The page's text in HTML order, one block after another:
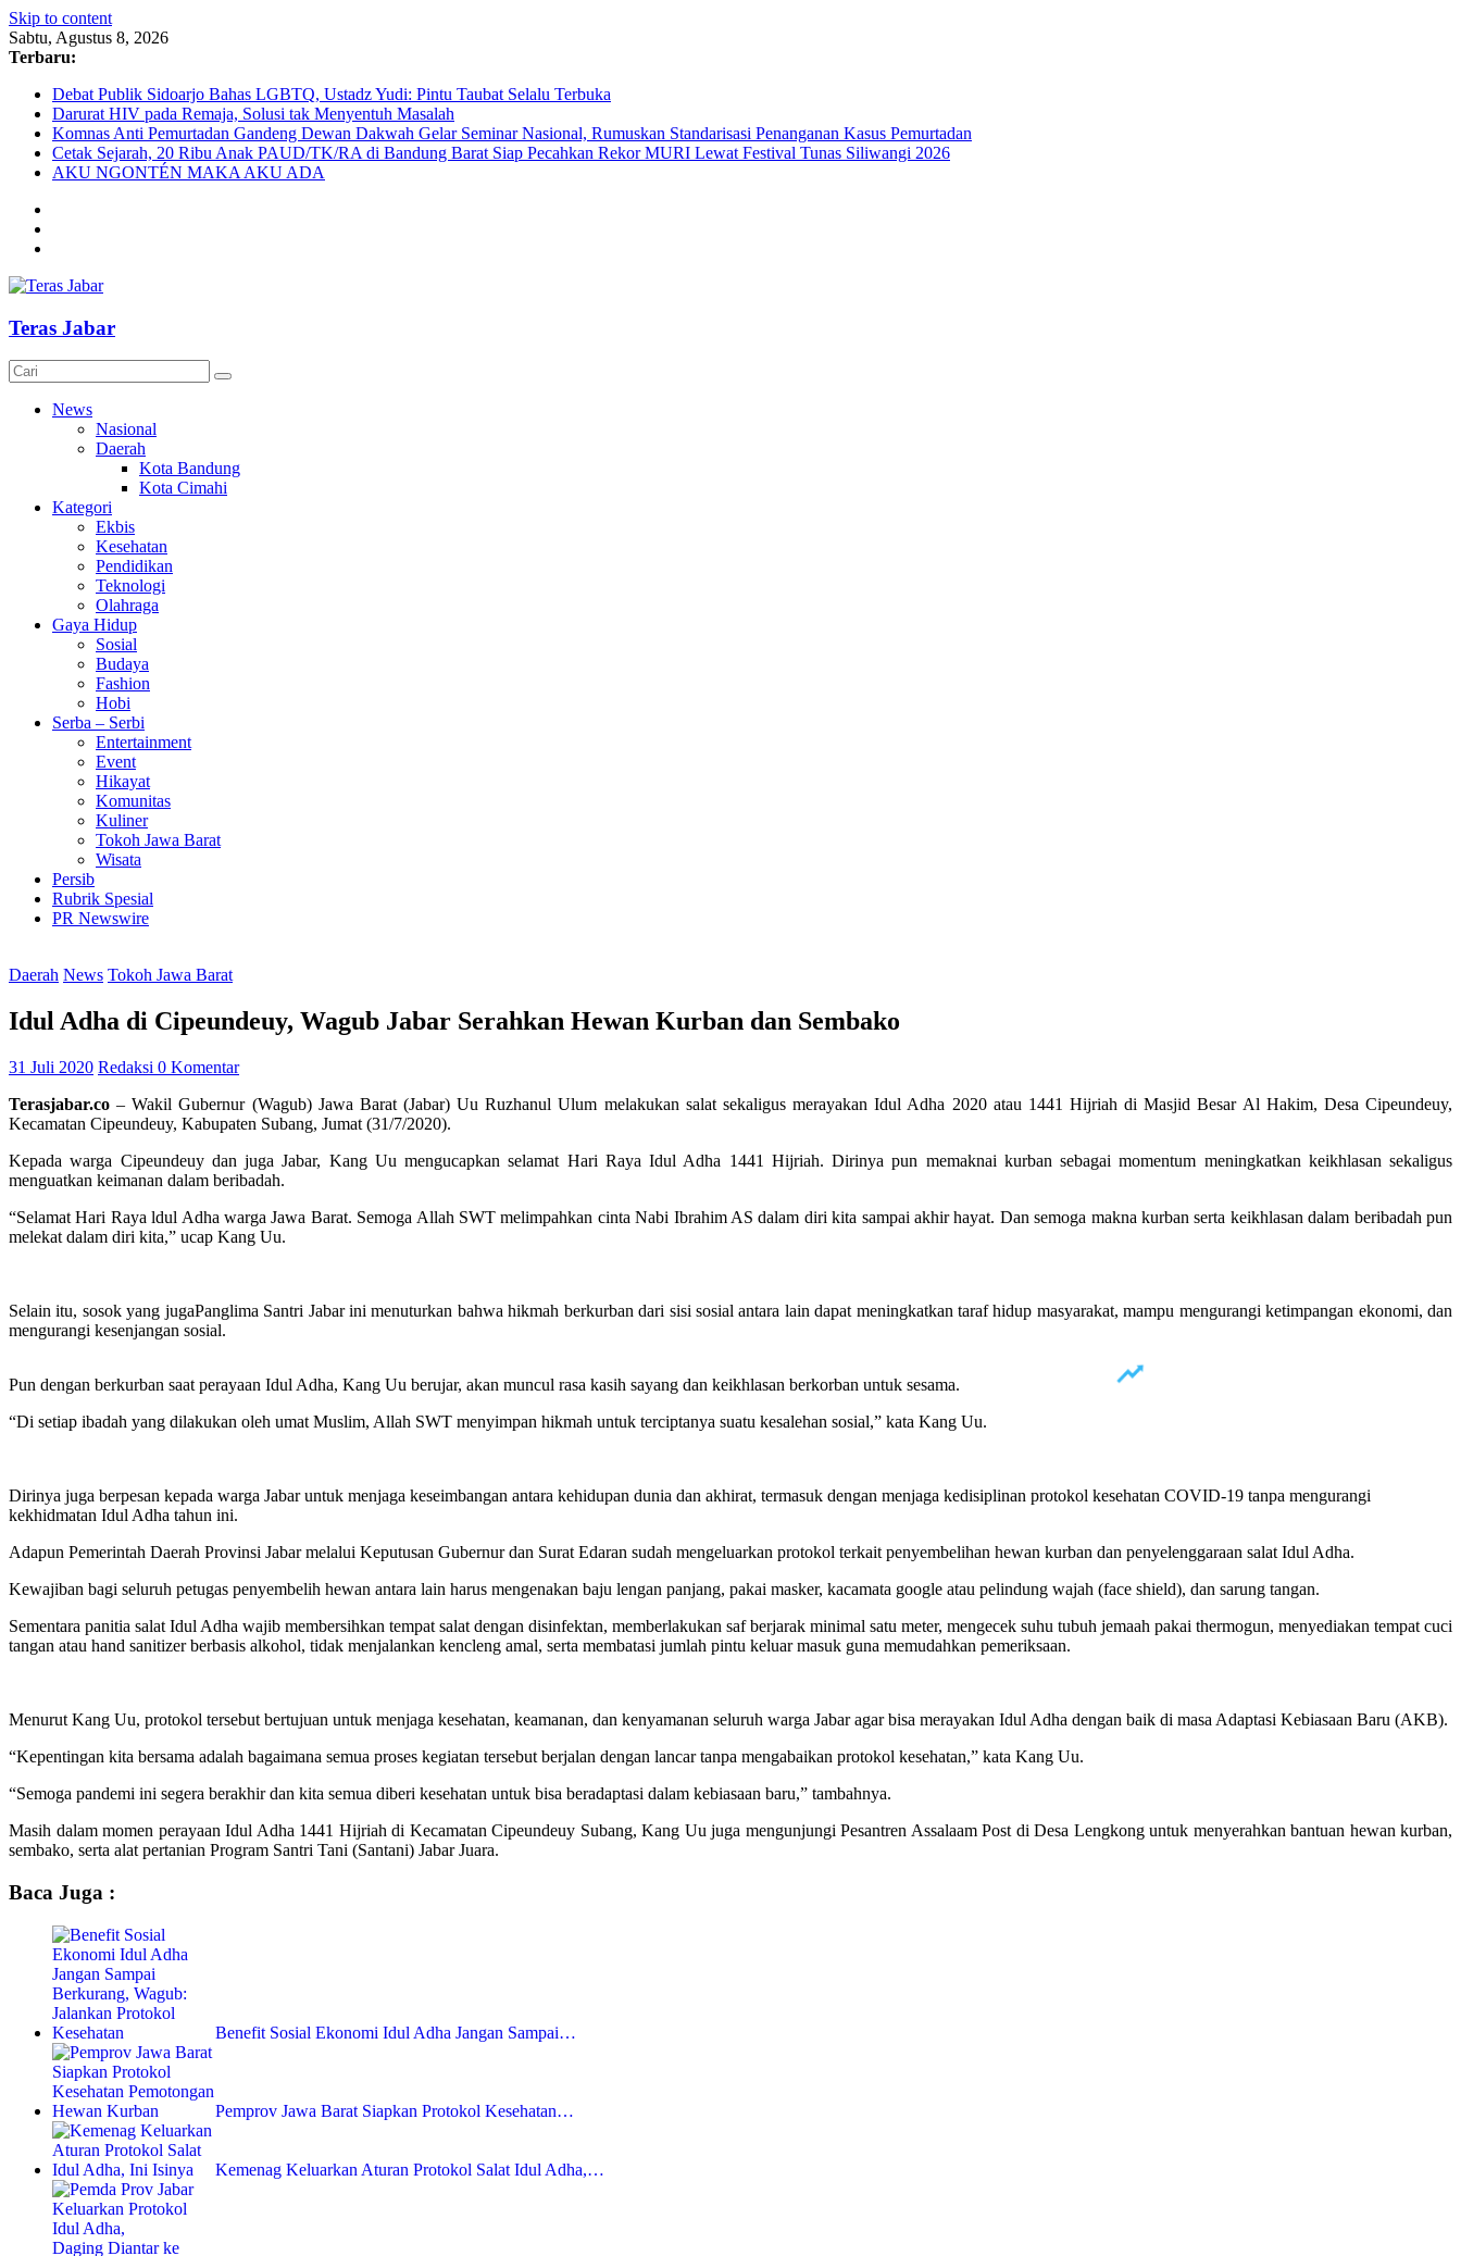
Skip to content
Sabtu, Agustus 8, 2026
Terbaru:
Debat Publik Sidoarjo Bahas LGBTQ, Ustadz Yudi: Pintu Taubat Selalu Terbuka
Darurat HIV pada Remaja, Solusi tak Menyentuh Masalah
Komnas Anti Pemurtadan Gandeng Dewan Dakwah Gelar Seminar Nasional, Rumuskan Standarisasi Penanganan Kasus Pemurtadan
Cetak Sejarah, 20 Ribu Anak PAUD/TK/RA di Bandung Barat Siap Pecahkan Rekor MURI Lewat Festival Tunas Siliwangi 2026
AKU NGONTÉN MAKA AKU ADA
Teras Jabar
News
Nasional
Daerah
Kota Bandung
Kota Cimahi
Kategori
Ekbis
Kesehatan
Pendidikan
Teknologi
Olahraga
Gaya Hidup
Sosial
Budaya
Fashion
Hobi
Serba – Serbi
Entertainment
Event
Hikayat
Komunitas
Kuliner
Tokoh Jawa Barat
Wisata
Persib
Rubrik Spesial
PR Newswire
Daerah News Tokoh Jawa Barat
Idul Adha di Cipeundeuy, Wagub Jabar Serahkan Hewan Kurban dan Sembako
31 Juli 2020 Redaksi 0 Komentar
Terasjabar.co – Wakil Gubernur (Wagub) Jawa Barat (Jabar) Uu Ruzhanul Ulum melakukan salat sekaligus merayakan Idul Adha 2020 atau 1441 Hijriah di Masjid Besar Al Hakim, Desa Cipeundeuy,
Kecamatan Cipeundeuy, Kabupaten Subang, Jumat (31/7/2020).
Kepada warga Cipeundeuy dan juga Jabar, Kang Uu mengucapkan selamat Hari Raya Idul Adha 1441 Hijriah. Dirinya pun memaknai kurban sebagai momentum meningkatkan keikhlasan sekaligus
menguatkan keimanan dalam beribadah.
“Selamat Hari Raya ldul Adha warga Jawa Barat. Semoga Allah SWT melimpahkan cinta Nabi Ibrahim AS dalam diri kita sampai akhir hayat. Dan semoga makna kurban serta keikhlasan dalam beribadah pun
melekat dalam diri kita,” ucap Kang Uu.
Selain itu, sosok yang jugaPanglima Santri Jabar ini menuturkan bahwa hikmah berkurban dari sisi sosial antara lain dapat meningkatkan taraf hidup masyarakat, mampu mengurangi ketimpangan ekonomi, dan
mengurangi kesenjangan sosial.
Pun dengan berkurban saat perayaan Idul Adha, Kang Uu berujar, akan muncul rasa kasih sayang dan keikhlasan berkorban untuk sesama.
“Di setiap ibadah yang dilakukan oleh umat Muslim, Allah SWT menyimpan hikmah untuk terciptanya suatu kesalehan sosial,” kata Kang Uu.
Dirinya juga berpesan kepada warga Jabar untuk menjaga keseimbangan antara kehidupan dunia dan akhirat, termasuk dengan menjaga kedisiplinan protokol kesehatan COVID-19 tanpa mengurangi
kekhidmatan Idul Adha tahun ini.
Adapun Pemerintah Daerah Provinsi Jabar melalui Keputusan Gubernur dan Surat Edaran sudah mengeluarkan protokol terkait penyembelihan hewan kurban dan penyelenggaraan salat Idul Adha.
Kewajiban bagi seluruh petugas penyembelih hewan antara lain harus mengenakan baju lengan panjang, pakai masker, kacamata google atau pelindung wajah (face shield), dan sarung tangan.
Sementara panitia salat Idul Adha wajib membersihkan tempat salat dengan disinfektan, memberlakukan saf berjarak minimal satu meter, mengecek suhu tubuh jemaah pakai thermogun, menyediakan tempat cuci
tangan atau hand sanitizer berbasis alkohol, tidak menjalankan kencleng amal, serta membatasi jumlah pintu keluar masuk guna memudahkan pemeriksaan.
Menurut Kang Uu, protokol tersebut bertujuan untuk menjaga kesehatan, keamanan, dan kenyamanan seluruh warga Jabar agar bisa merayakan Idul Adha dengan baik di masa Adaptasi Kebiasaan Baru (AKB).
“Kepentingan kita bersama adalah bagaimana semua proses kegiatan tersebut berjalan dengan lancar tanpa mengabaikan protokol kesehatan,” kata Kang Uu.
“Semoga pandemi ini segera berakhir dan kita semua diberi kesehatan untuk bisa beradaptasi dalam kebiasaan baru,” tambahnya.
Masih dalam momen perayaan Idul Adha 1441 Hijriah di Kecamatan Cipeundeuy Subang, Kang Uu juga mengunjungi Pesantren Assalaam Post di Desa Lengkong untuk menyerahkan bantuan hewan kurban,
sembako, serta alat pertanian Program Santri Tani (Santani) Jabar Juara.
Baca Juga :
Benefit Sosial Ekonomi Idul Adha Jangan Sampai…
Pemprov Jawa Barat Siapkan Protokol Kesehatan…
Kemenag Keluarkan Aturan Protokol Salat Idul Adha,…